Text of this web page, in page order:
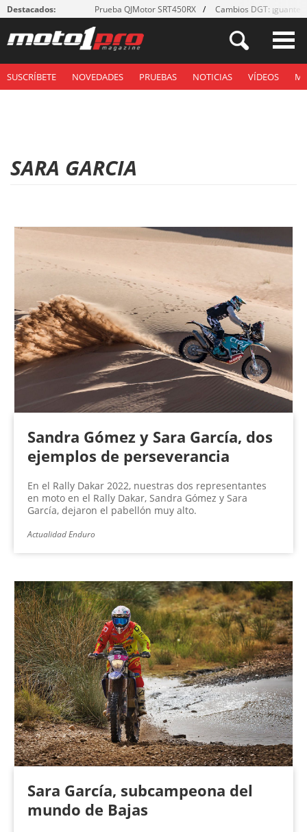
Destacados: Prueba QJMotor SRT450RX Cambios DGT: ¡guantes!
SUSCRÍBETE NOVEDADES PRUEBAS NOTICIAS VÍDEOS
SARA GARCIA
Sandra Gómez y Sara García, dos
ejemplos de perseverancia
En el Rally Dakar 2022, nuestras dos representantes
en moto en el Rally Dakar, Sandra Gómez y Sara
García, dejaron el pabellón muy alto.
Actualidad Enduro
Sara García, subcampeona del
mundo de Bajas